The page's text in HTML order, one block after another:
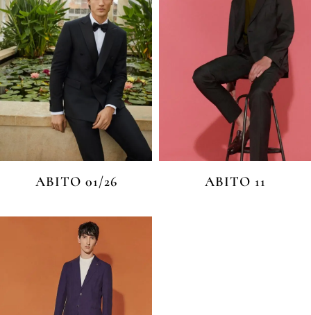
ABITO 01/26 ABITO 11